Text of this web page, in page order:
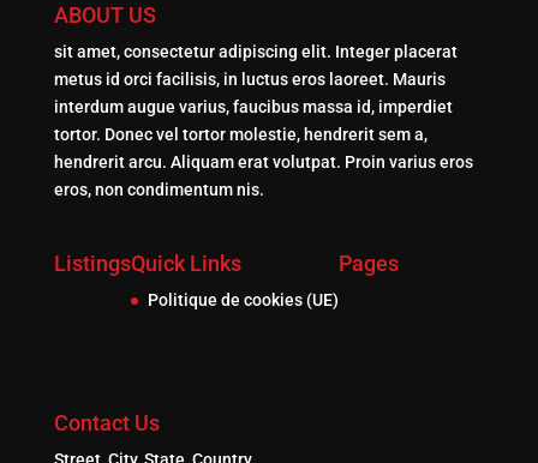
ABOUT US
sit amet, consectetur adipiscing elit. Integer placerat
metus id orci facilisis, in luctus eros laoreet. Mauris
interdum augue varius, faucibus massa id, imperdiet
tortor. Donec vel tortor molestie, hendrerit sem a,
hendrerit arcu. Aliquam erat volutpat. Proin varius eros
eros, non condimentum nis.
ListingsQuick Links
Politique de cookies (UE)
Pages
Contact Us